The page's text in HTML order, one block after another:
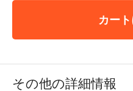
カー
その他の詳細情報